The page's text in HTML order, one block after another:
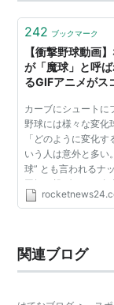
242 ブックマーク
【衝撃野球動画
が「魔球」と呼
るGIFアニメがス
カーブにシュートに
野球には様々な変化
「どのように変化
いう人は意外と多い
球” とも言われるナ
回転で投げられ、左
化しつつ落下してい
関連ブログ